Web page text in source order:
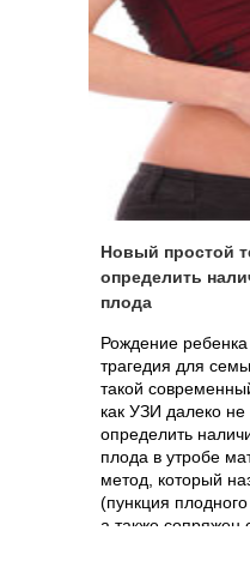
они завершат
«бескровного»
наличия у плода
этого
достаточно сдать
Новый простой
определить
плода
Рождение
трагедия для
такой
как УЗИ далеко не
определить
плода в утробе
метод, который
(пункция
а также сопряжен